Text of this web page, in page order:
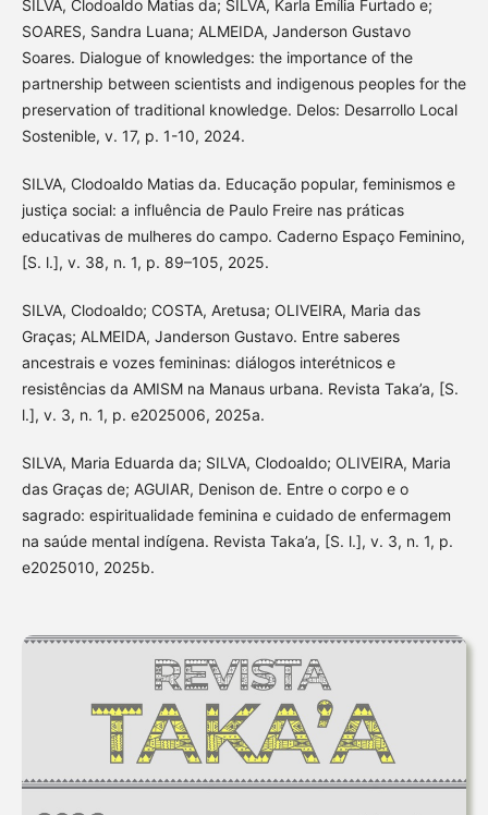
SILVA, Clodoaldo Matias da; SILVA, Karla Emília Furtado e;
SOARES, Sandra Luana; ALMEIDA, Janderson Gustavo
Soares. Dialogue of knowledges: the importance of the
partnership between scientists and indigenous peoples for the
preservation of traditional knowledge. Delos: Desarrollo Local
Sostenible, v. 17, p. 1-10, 2024.
SILVA, Clodoaldo Matias da. Educação popular, feminismos e
justiça social: a influência de Paulo Freire nas práticas
educativas de mulheres do campo. Caderno Espaço Feminino,
[S. l.], v. 38, n. 1, p. 89–105, 2025.
SILVA, Clodoaldo; COSTA, Aretusa; OLIVEIRA, Maria das
Graças; ALMEIDA, Janderson Gustavo. Entre saberes
ancestrais e vozes femininas: diálogos interétnicos e
resistências da AMISM na Manaus urbana. Revista Taka’a, [S.
l.], v. 3, n. 1, p. e2025006, 2025a.
SILVA, Maria Eduarda da; SILVA, Clodoaldo; OLIVEIRA, Maria
das Graças de; AGUIAR, Denison de. Entre o corpo e o
sagrado: espiritualidade feminina e cuidado de enfermagem
na saúde mental indígena. Revista Taka’a, [S. l.], v. 3, n. 1, p.
e2025010, 2025b.